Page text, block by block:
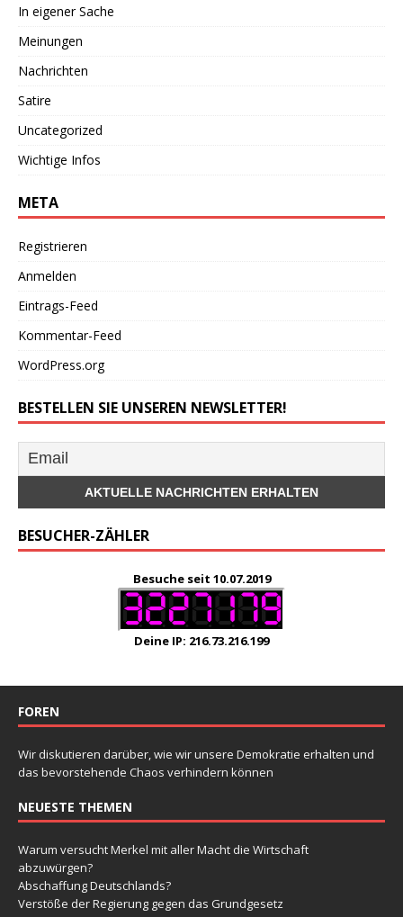
In eigener Sache
Meinungen
Nachrichten
Satire
Uncategorized
Wichtige Infos
META
Registrieren
Anmelden
Eintrags-Feed
Kommentar-Feed
WordPress.org
BESTELLEN SIE UNSEREN NEWSLETTER!
BESUCHER-ZÄHLER
Besuche seit 10.07.2019
Deine IP: 216.73.216.199
FOREN
Wir diskutieren darüber, wie wir unsere Demokratie erhalten und
das bevorstehende Chaos verhindern können
NEUESTE THEMEN
Warum versucht Merkel mit aller Macht die Wirtschaft
abzuwürgen?
Abschaffung Deutschlands?
Verstöße der Regierung gegen das Grundgesetz